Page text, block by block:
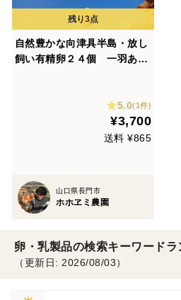
自然豊かな向津具半島・放し
飼い有精卵２４個 一羽あた
5.0(1件)
¥3,700
送料 ¥865
山口県長門市
ホホヱミ農園
卵・乳製品の検索キーワードラ
（更新日: 2026/08/03）